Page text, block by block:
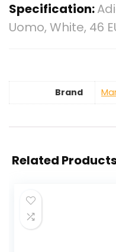
Specification:
Uomo, White, 46
Brand
Related